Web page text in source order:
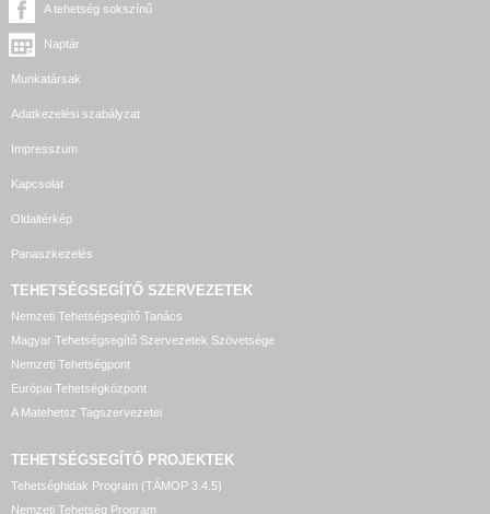
A tehetség sokszínű
Naptár
Munkatársak
Adatkezelési szabályzat
Impresszum
Kapcsolat
Oldaltérkép
Panaszkezelés
TEHETSÉGSEGÍTŐ SZERVEZETEK
Nemzeti Tehetségsegítő Tanács
Magyar Tehetségsegítő Szervezetek Szövetsége
Nemzeti Tehetségpont
Európai Tehetségközpont
A Matehetsz Tagszervezetei
TEHETSÉGSEGÍTŐ PROJEKTEK
Tehetséghidak Program (TÁMOP 3.4.5)
Nemzeti Tehetség Program